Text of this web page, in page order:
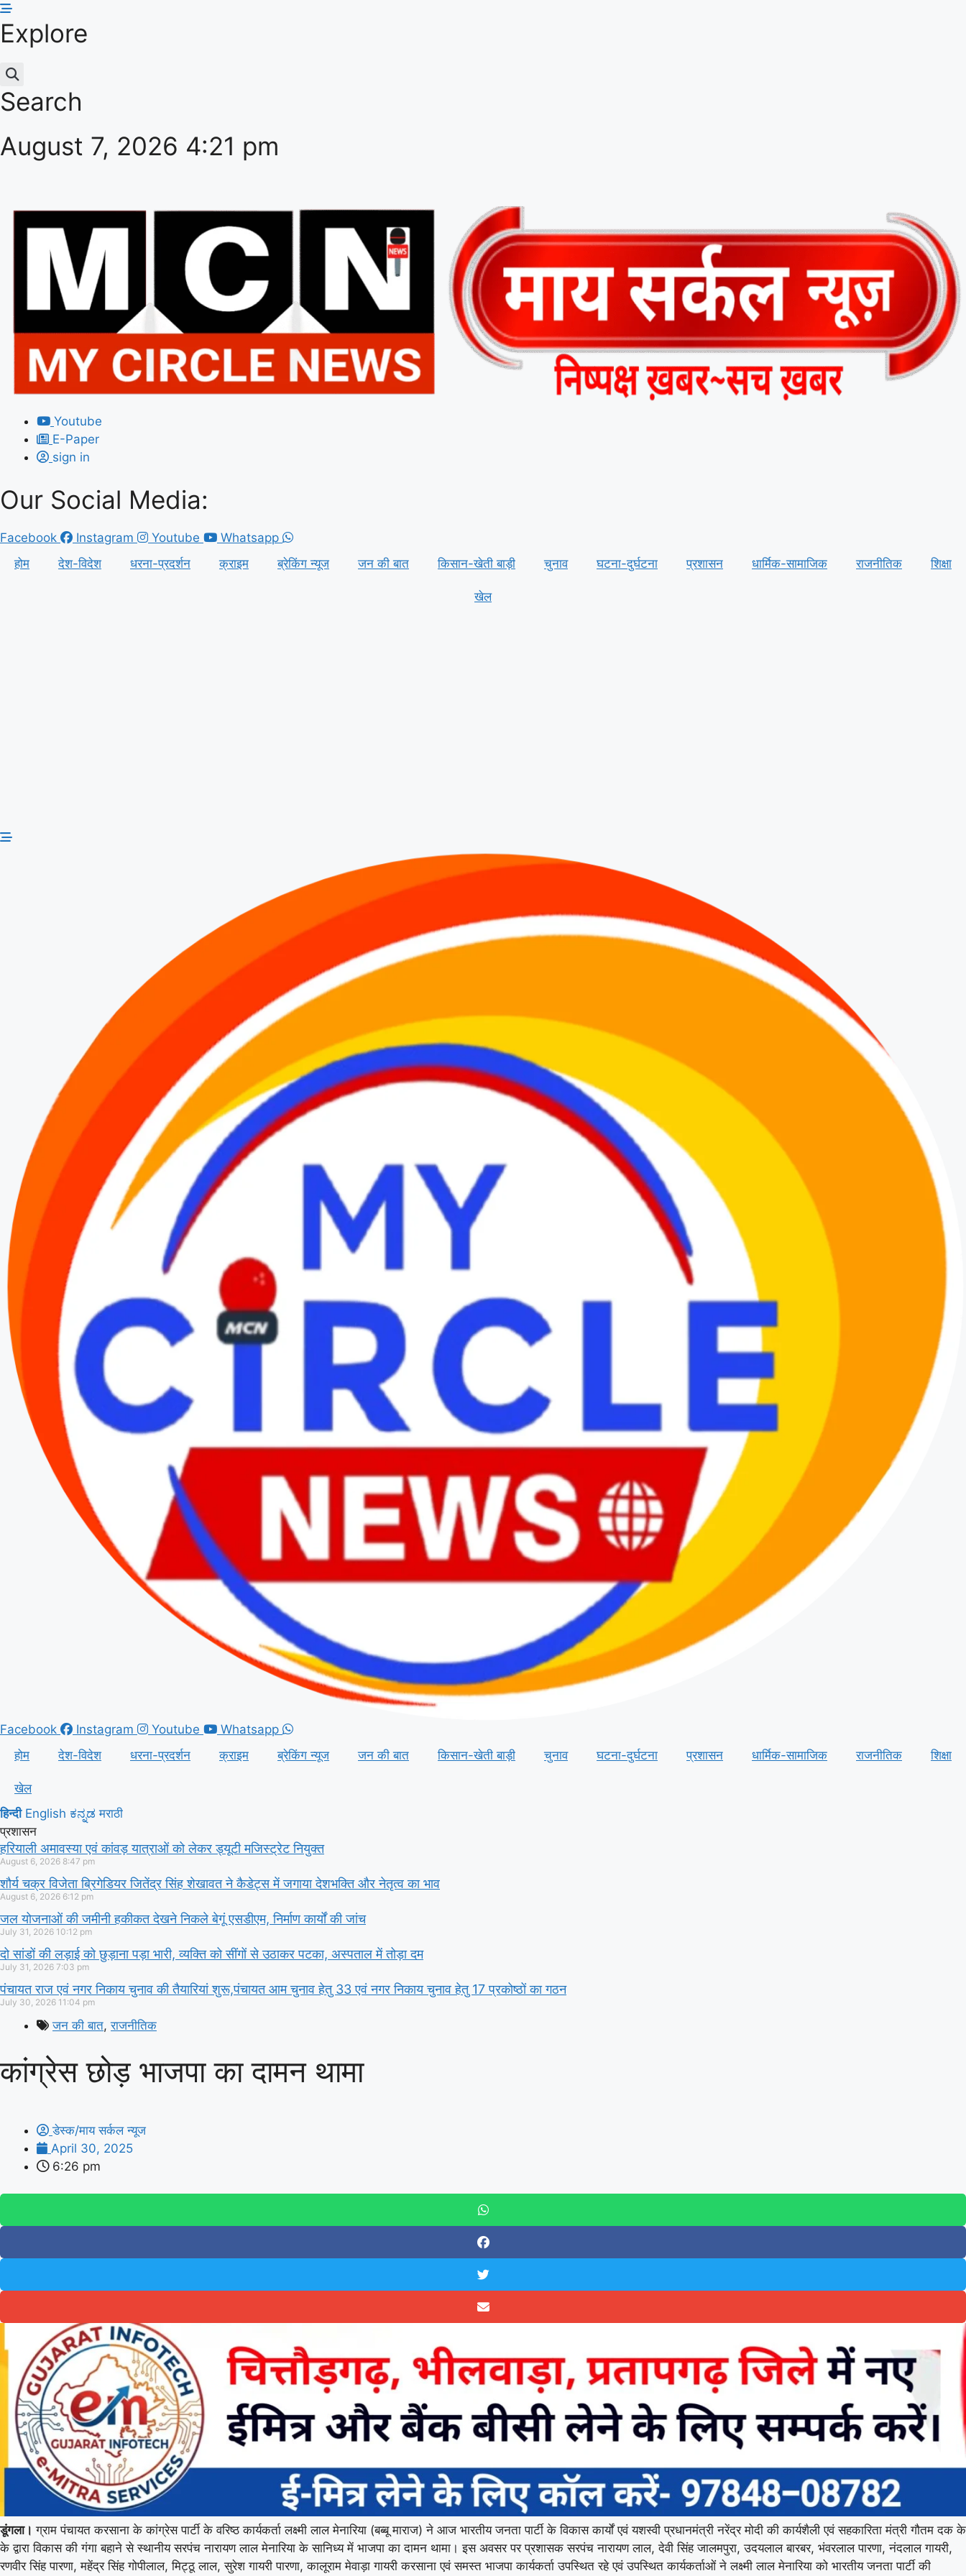
Skip
to
content
Explore
Search
August 7, 2026 4:21 pm
Youtube
E-Paper
sign in
Our Social Media:
Facebook Instagram Youtube
Whatsapp
होम
देश-विदेश धरना-प्रदर्शन क्राइम ब्रेकिंग न्यूज जन की बात किसान-खेती बाड़ी चुनाव घटना-दुर्घटना प्रशासन धार्मिक-सामाजिक राजनीतिक शिक्षा
खेल
Facebook Instagram Youtube
Whatsapp
होम
देश-विदेश धरना-प्रदर्शन क्राइम ब्रेकिंग न्यूज जन की बात किसान-खेती बाड़ी चुनाव घटना-दुर्घटना प्रशासन धार्मिक-सामाजिक राजनीतिक शिक्षा
खेल
हिन्दी English ಕನ್ನಡ मराठी
प्रशासन
हरियाली अमावस्या एवं कांवड़ यात्राओं को लेकर ड्यूटी मजिस्ट्रेट नियुक्त
August 6, 2026 8:47 pm
शौर्य चक्र विजेता ब्रिगेडियर जितेंद्र सिंह शेखावत ने कैडेट्स में जगाया देशभक्ति और नेतृत्व का भाव
August 6, 2026 6:12 pm
जल योजनाओं की जमीनी हकीकत देखने निकले बेगूं एसडीएम, निर्माण कार्यों की जांच
July 31, 2026 10:12 pm
दो सांडों की लड़ाई को छुड़ाना पड़ा भारी, व्यक्ति को सींगों से उठाकर पटका, अस्पताल में तोड़ा दम
July 31, 2026 7:03 pm
पंचायत राज एवं नगर निकाय चुनाव की तैयारियां शुरू,पंचायत आम चुनाव हेतु 33 एवं नगर निकाय चुनाव हेतु 17 प्रकोष्ठों का गठन
July 30, 2026 11:04 pm
जन की बात,राजनीतिक
कांग्रेस छोड़ भाजपा का दामन थामा
डेस्क/माय सर्कल न्यूज
April 30, 2025
6:26 pm
डूंगला। ग्राम पंचायत करसाना के कांग्रेस पार्टी के वरिष्ठ कार्यकर्ता लक्ष्मी लाल मेनारिया (बब्बू माराज) ने आज भारतीय जनता पार्टी के विकास कार्यों एवं यशस्वी प्रधानमंत्री नरेंद्र मोदी की कार्यशैली एवं सहकारिता मंत्री गौतम दक के
के द्वारा विकास की गंगा बहाने से स्थानीय सरपंच नारायण लाल मेनारिया के सानिध्य में भाजपा का दामन थामा। इस अवसर पर प्रशासक सरपंच नारायण लाल, देवी सिंह जालमपुरा, उदयलाल बारबर, भंवरलाल पारणा, नंदलाल गायरी,
रणवीर सिंह पारणा, महेंद्र सिंह गोपीलाल, मिट्ठू लाल, सुरेश गायरी पारणा, कालूराम मेवाड़ा गायरी करसाना एवं समस्त भाजपा कार्यकर्ता उपस्थित रहे एवं उपस्थित कार्यकर्ताओं ने लक्ष्मी लाल मेनारिया को भारतीय जनता पार्टी की